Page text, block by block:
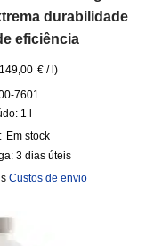
durabilidade
eficiência
€/l)
7601
1
Em stock
3 dias úteis
Custos de envio